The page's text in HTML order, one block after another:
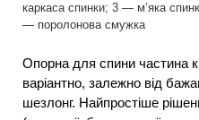
каркаса спинки; 3 — м’яка
— поролонова смужка
Опорна для спини частина
варіантно, залежно від
шезлонг. Найпростіше